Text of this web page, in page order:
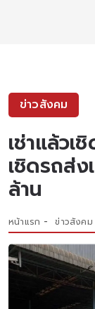
ข่าวสังคม
เช่าแล้วเ
เชิดรถส่
ล้าน
หน้าแรก ข่าวสังคม